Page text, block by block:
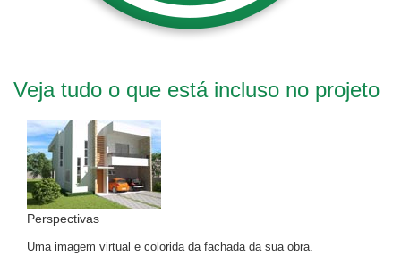
Veja tudo o que está incluso no projeto
Perspectivas
Uma imagem virtual e colorida da fachada da sua obra.